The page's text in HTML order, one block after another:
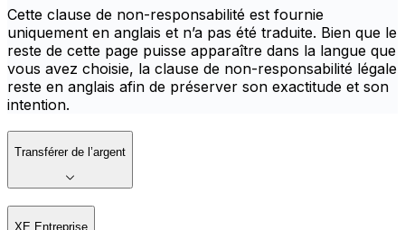
Cette clause de non-responsabilité est fournie
uniquement en anglais et n’a pas été traduite. Bien que le
reste de cette page puisse apparaître dans la langue que
vous avez choisie, la clause de non-responsabilité légale
reste en anglais afin de préserver son exactitude et son
intention.
Transférer de l’argent
XE Entreprise